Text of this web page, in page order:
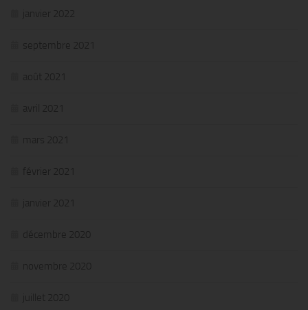
janvier 2022
septembre 2021
août 2021
avril 2021
mars 2021
février 2021
janvier 2021
décembre 2020
novembre 2020
juillet 2020